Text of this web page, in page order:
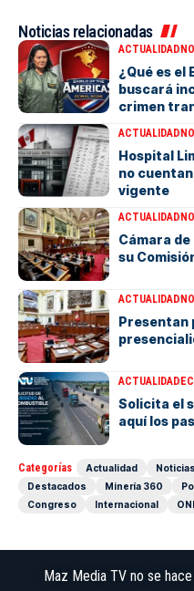
Noticias relacionadas
ACTUALIDAD
¿Qué es el
buscará
crimen
ACTUALIDAD
Hospital
no
vigente
ACTUALIDAD
Cámara
su
ACTUALIDAD
Presentan
ACTUALIDAD
Solicita el
aquí los
Categorías Actualidad Noticias
Destacados
Minería 360
Congreso
Internacional
Maz Media TV no se